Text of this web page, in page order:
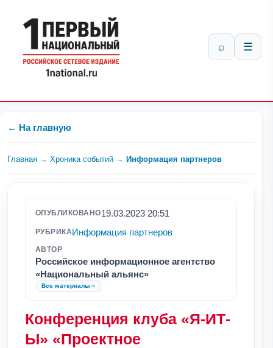
⌕ ☰
← На главную
Главная → Хроника событий → Информация партнеров
ОПУБЛИКОВАНО19.03.2023 20:51
РУБРИКАИнформация партнеров
АВТОР
Российское информационное агентство
«Национальный альянс»
Все материалы
Конференция клуба «Я-ИТ-
Ы» «Проектное